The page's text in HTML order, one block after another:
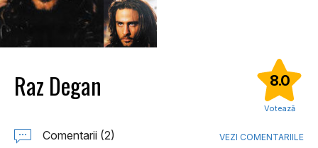
Raz Degan 8.0
Votează
Comentarii (2) VEZI COMENTARIILE